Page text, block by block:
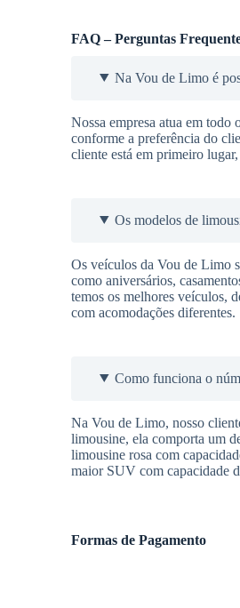
FAQ – Perguntas
Na Vou de Limo é
Nossa empresa atua em todo
conforme a preferência do
cliente está em primeiro
Os modelos de
Os veículos da Vou de Limo
como aniversários,
temos os melhores veículos,
com acomodações diferentes.
Como funciona o
Na Vou de Limo, nosso
limousine, ela comporta um
limousine rosa com
maior SUV com capacidade
Formas de Pagamento